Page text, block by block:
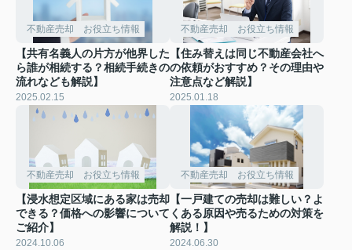
不動産売却 お役立ち情報
【共有名義人の片方が他界した
ら誰が相続する？相続手続きの
流れなども解説】
2025.02.15
不動産売却 お役立ち情報
【住み替えは同じ不動産会社へ
の依頼がおすすめ？その理由や
注意点など解説】
2025.01.18
不動産売却 お役立ち情報
【浸水想定区域にある家は売却
できる？価格への影響について
ご紹介】
2024.10.06
不動産売却 お役立ち情報
【一戸建ての売却は難しい？よ
くある原因や売るための対策を
解説！】
2024.06.30